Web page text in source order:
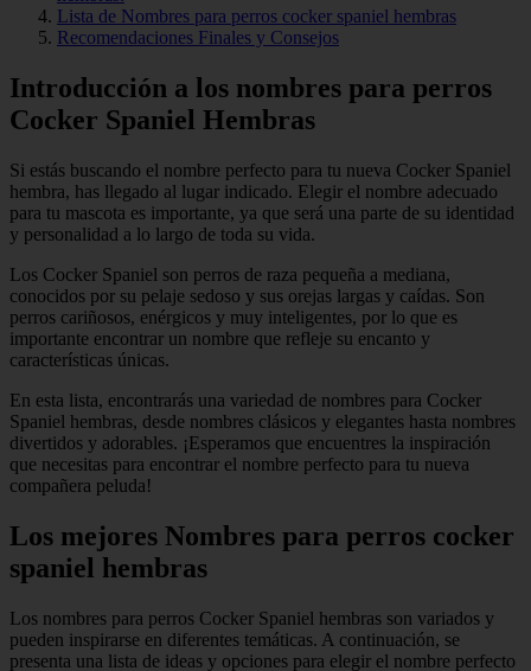
Lista de Nombres para perros cocker spaniel hembras
Recomendaciones Finales y Consejos
Introducción a los nombres para perros
Cocker Spaniel Hembras
Si estás buscando el nombre perfecto para tu nueva Cocker Spaniel
hembra, has llegado al lugar indicado. Elegir el nombre adecuado
para tu mascota es importante, ya que será una parte de su identidad
y personalidad a lo largo de toda su vida.
Los Cocker Spaniel son perros de raza pequeña a mediana,
conocidos por su pelaje sedoso y sus orejas largas y caídas. Son
perros cariñosos, enérgicos y muy inteligentes, por lo que es
importante encontrar un nombre que refleje su encanto y
características únicas.
En esta lista, encontrarás una variedad de nombres para Cocker
Spaniel hembras, desde nombres clásicos y elegantes hasta nombres
divertidos y adorables. ¡Esperamos que encuentres la inspiración
que necesitas para encontrar el nombre perfecto para tu nueva
compañera peluda!
Los mejores Nombres para perros cocker
spaniel hembras
Los nombres para perros Cocker Spaniel hembras son variados y
pueden inspirarse en diferentes temáticas. A continuación, se
presenta una lista de ideas y opciones para elegir el nombre perfecto